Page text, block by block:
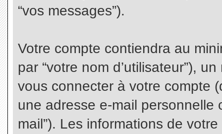
“vos messages”).
Votre compte contiendra au
par “votre nom d’utilisateur”),
vous connecter à votre compte
une adresse e-mail personnelle
mail”). Les informations de